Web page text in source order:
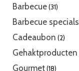
Barbecue 3131
Barbecue specials
Cadeaubon 22
Gehaktproducten
Gourmet 1818